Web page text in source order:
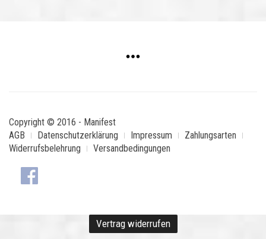
Copyright © 2016 - Manifest
AGB
Datenschutzerklärung Impressum
Zahlungsarten
Widerrufsbelehrung
Versandbedingungen
Vertrag widerrufen